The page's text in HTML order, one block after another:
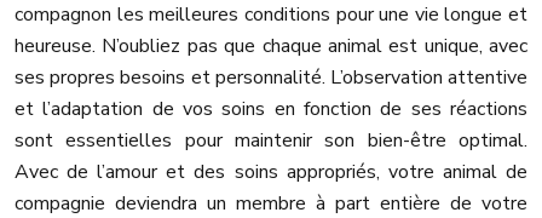
compagnon les meilleures conditions pour une vie longue et
heureuse. N’oubliez pas que chaque animal est unique, avec
ses propres besoins et personnalité. L’observation attentive
et l’adaptation de vos soins en fonction de ses réactions
sont essentielles pour maintenir son bien-être optimal.
Avec de l’amour et des soins appropriés, votre animal de
compagnie deviendra un membre à part entière de votre